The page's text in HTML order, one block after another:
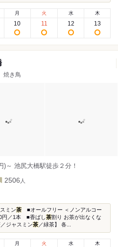
月
10
火
11
水
12
木
13
焼き鳥
～ 池尻大橋駅徒歩２分！
2506 人
ミン茶 ■オールフリー ＜ノンアルコー
円／1本 ■香ばし茶割り お茶が出なくな
ジャスミン茶 ／緑茶】 各...
月 火 水 木